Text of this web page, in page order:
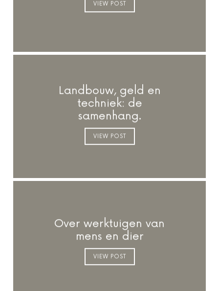
VIEW POST
Landbouw, geld en
techniek: de
samenhang.
VIEW POST
Over werktuigen van
mens en dier
VIEW POST